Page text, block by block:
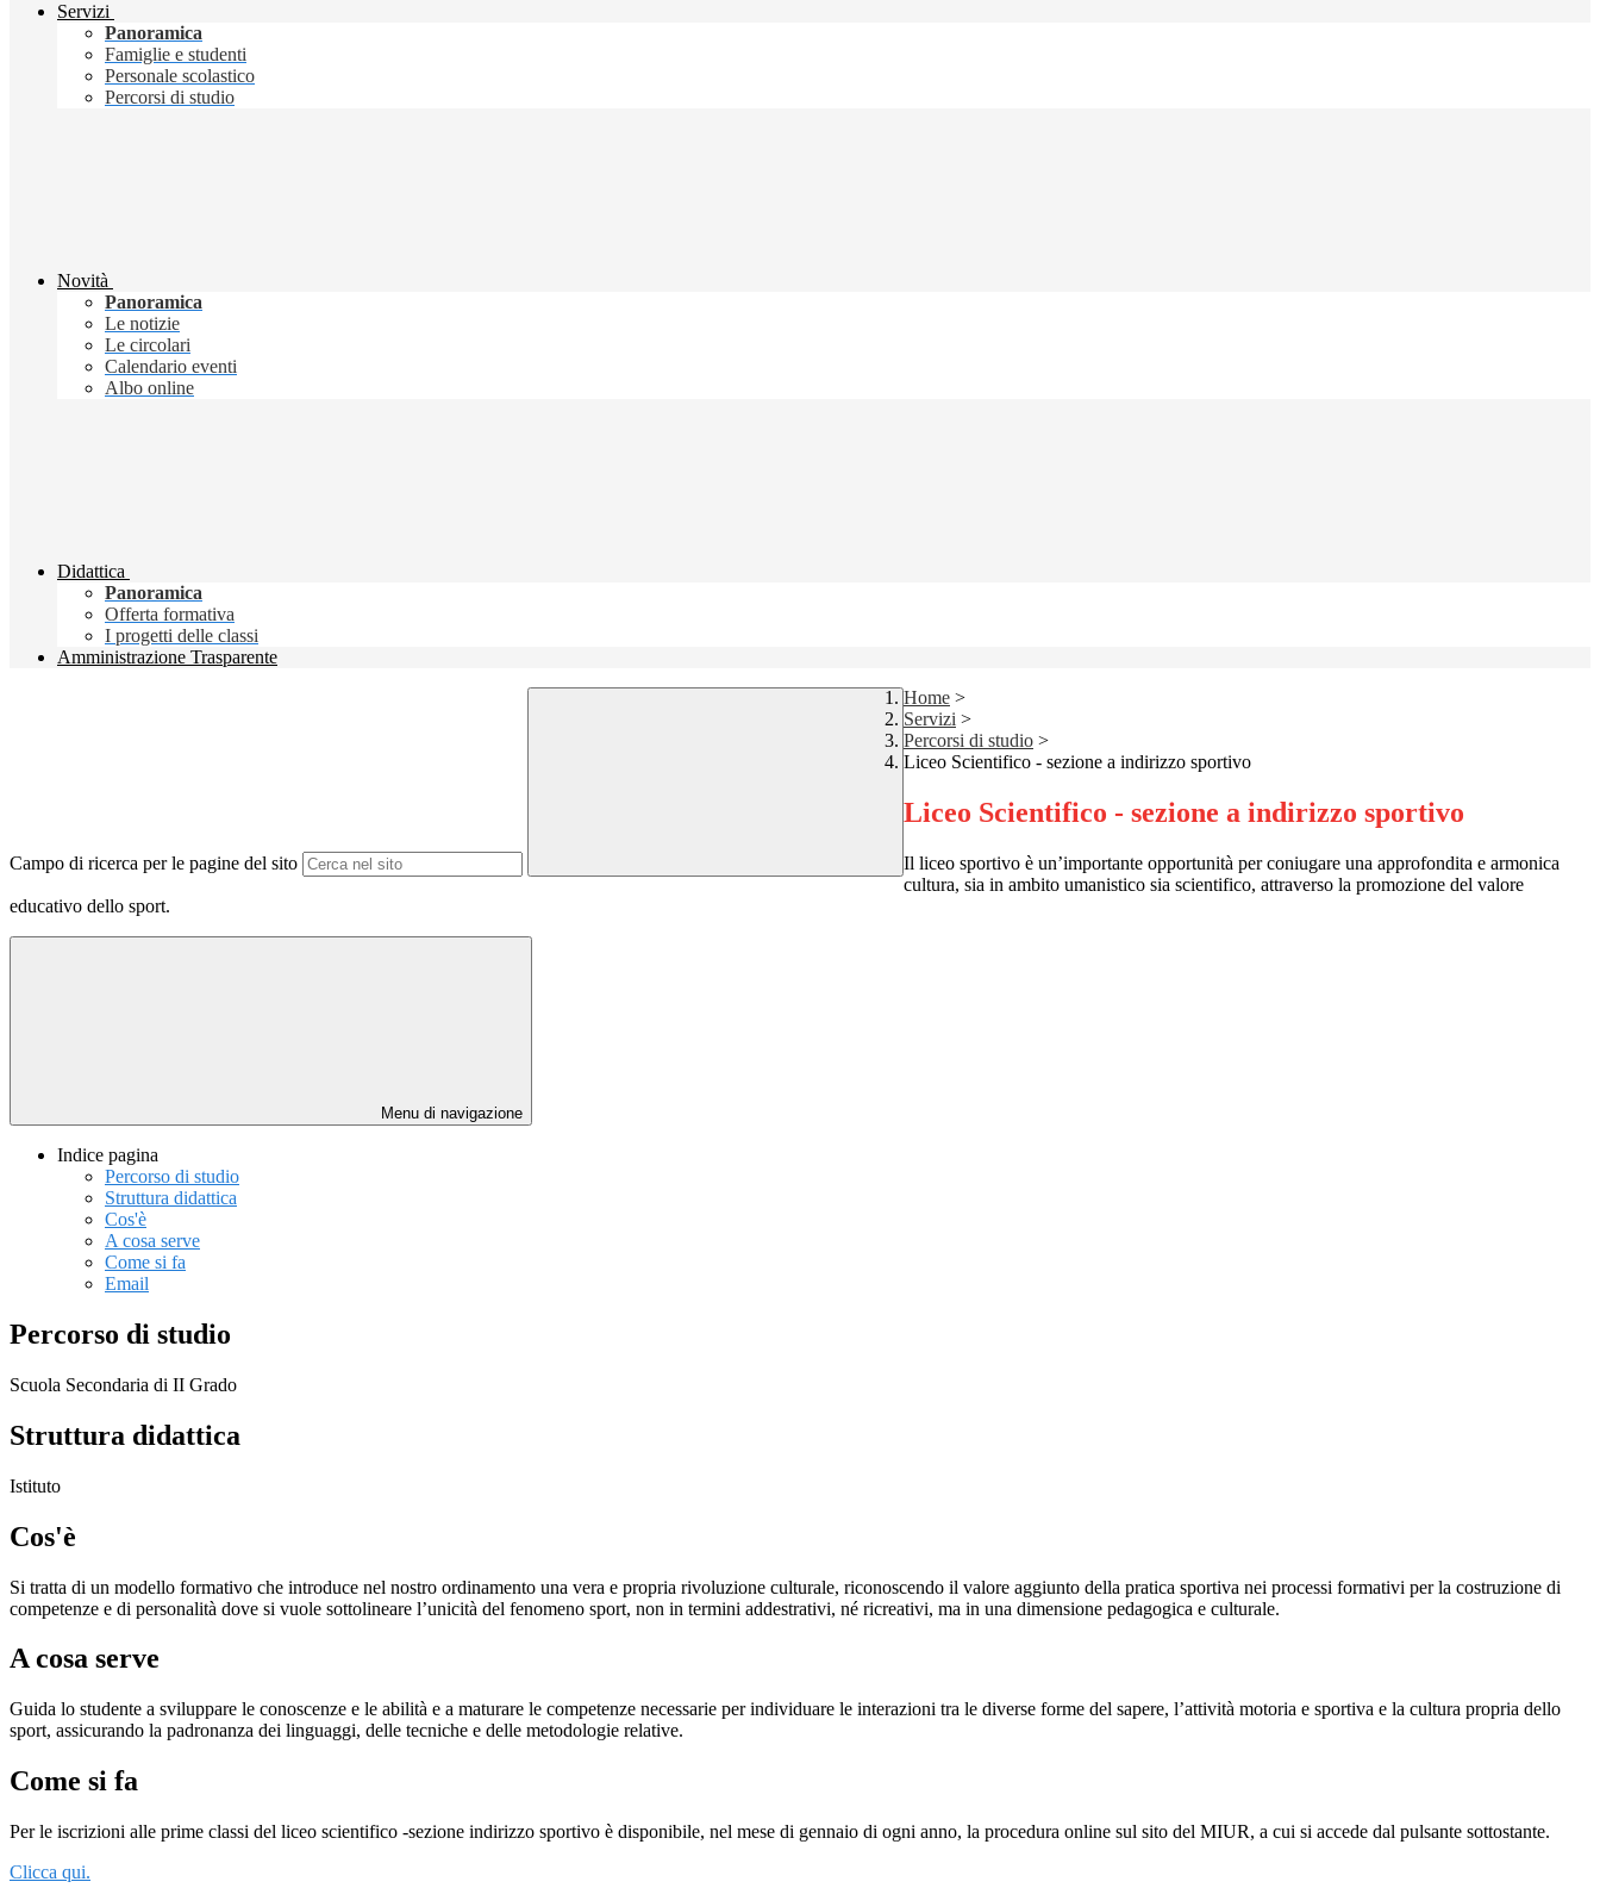
Servizi
Panoramica
Famiglie e studenti
Personale scolastico
Percorsi di studio
Novità
Panoramica
Le notizie
Le circolari
Calendario eventi
Albo online
Didattica
Panoramica
Offerta formativa
I progetti delle classi
Amministrazione Trasparente
Campo di ricerca per le pagine del sito
Home >
Servizi >
Percorsi di studio >
Liceo Scientifico - sezione a indirizzo sportivo
Liceo Scientifico - sezione a indirizzo sportivo
Il liceo sportivo è un’importante opportunità per coniugare una approfondita e armonica
cultura, sia in ambito umanistico sia scientifico, attraverso la promozione del valore
educativo dello sport.
Menu di navigazione
Indice pagina
Percorso di studio
Struttura didattica
Cos'è
A cosa serve
Come si fa
Email
Percorso di studio
Scuola Secondaria di II Grado
Struttura didattica
Istituto
Cos'è
Si tratta di un modello formativo che introduce nel nostro ordinamento una vera e propria rivoluzione culturale, riconoscendo il valore aggiunto della pratica sportiva nei processi formativi per la costruzione di
competenze e di personalità dove si vuole sottolineare l’unicità del fenomeno sport, non in termini addestrativi, né ricreativi, ma in una dimensione pedagogica e culturale.
A cosa serve
Guida lo studente a sviluppare le conoscenze e le abilità e a maturare le competenze necessarie per individuare le interazioni tra le diverse forme del sapere, l’attività motoria e sportiva e la cultura propria dello
sport, assicurando la padronanza dei linguaggi, delle tecniche e delle metodologie relative.
Come si fa
Per le iscrizioni alle prime classi del liceo scientifico -sezione indirizzo sportivo è disponibile, nel mese di gennaio di ogni anno, la procedura online sul sito del MIUR, a cui si accede dal pulsante sottostante.
Clicca qui.